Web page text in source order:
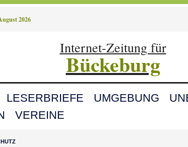
2026
Internet-Zeitung für
Bückeburg
LESERBRIEFE UMGEBUNG
VEREINE